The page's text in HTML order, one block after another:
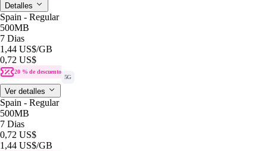
Detalles
Spain - Regular
500MB
7 Dias
1,44 US$/GB
0,72 US$
20 % de descuento
5G
Ver detalles
Spain - Regular
500MB
7 Dias
0,72 US$
1,44 US$/GB